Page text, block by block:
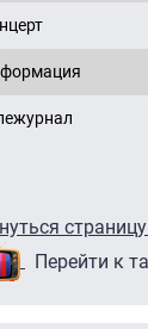
Перейти к